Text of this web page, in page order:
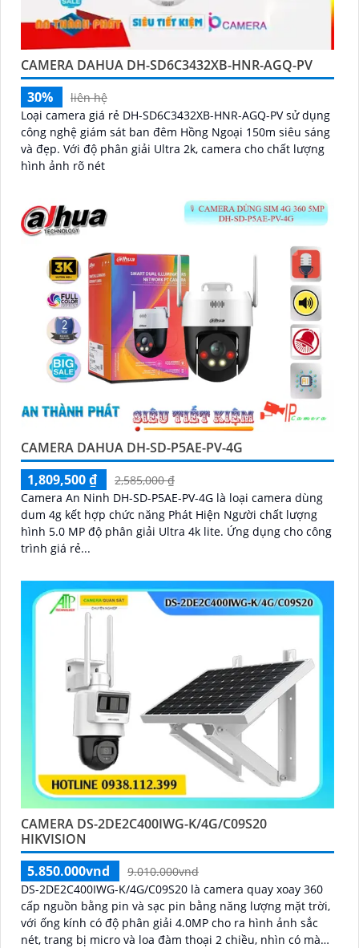
CAMERA DAHUA DH-SD6C3432XB-HNR-AGQ-PV
30%
liên hệ
Loại camera giá rẻ DH-SD6C3432XB-HNR-AGQ-PV sử dụng
công nghệ giám sát ban đêm Hồng Ngoại 150m siêu sáng
và đẹp. Với độ phân giải Ultra 2k, camera cho chất lượng
hình ảnh rõ nét
CAMERA DAHUA DH-SD-P5AE-PV-4G
1,809,500 ₫
2,585,000 ₫
Camera An Ninh DH-SD-P5AE-PV-4G là loại camera dùng
dum 4g kết hợp chức năng Phát Hiện Người chất lượng
hình 5.0 MP độ phân giải Ultra 4k lite. Ứng dụng cho công
trình giá rẻ...
CAMERA DS-2DE2C400IWG-K/4G/C09S20
HIKVISION
5.850.000vnd
9.010.000vnd
DS-2DE2C400IWG-K/4G/C09S20 là camera quay xoay 360
cấp nguồn bằng pin và sạc pin bằng năng lượng mặt trời,
với ống kính có độ phân giải 4.0MP cho ra hình ảnh sắc
nét, trang bị micro và loa đàm thoại 2 chiều, nhìn có màu